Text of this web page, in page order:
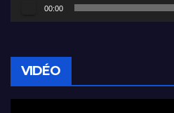
00:00
VIDÉO